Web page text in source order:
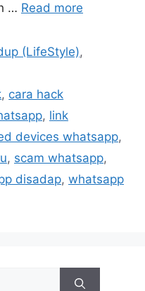
… Read more
(LifeStyle),
, cara hack
, link
devices whatsapp,
, scam whatsapp,
disadap, whatsapp